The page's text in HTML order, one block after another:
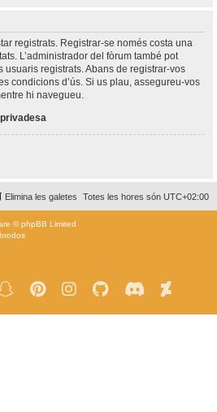
registrats. Registrar-se només costa una
L’administrador del fòrum també pot
registrats. Abans de registrar-vos
condicions d’ús. Si us plau, assegureu-vos
hi navegueu.
Totes les hores són UTC+02:00
Elimina les galetes
© phpBB Limited